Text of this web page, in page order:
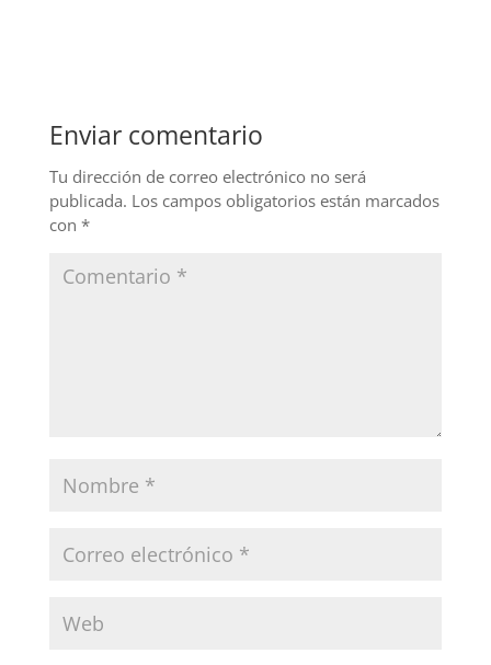
b
o
o
k
n
Enviar comentario
Tu dirección de correo electrónico no será
publicada. Los campos obligatorios están marcados
con *